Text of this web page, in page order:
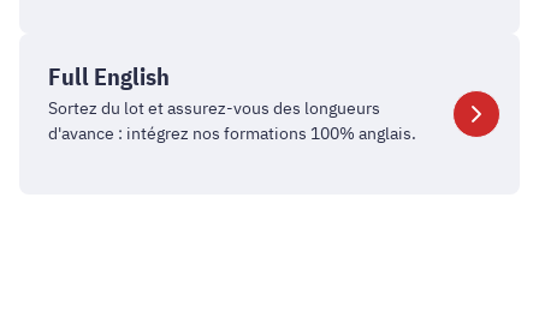
English
Full English
Sortez du lot et assurez-vous des longueurs
d'avance : intégrez nos formations 100% anglais.